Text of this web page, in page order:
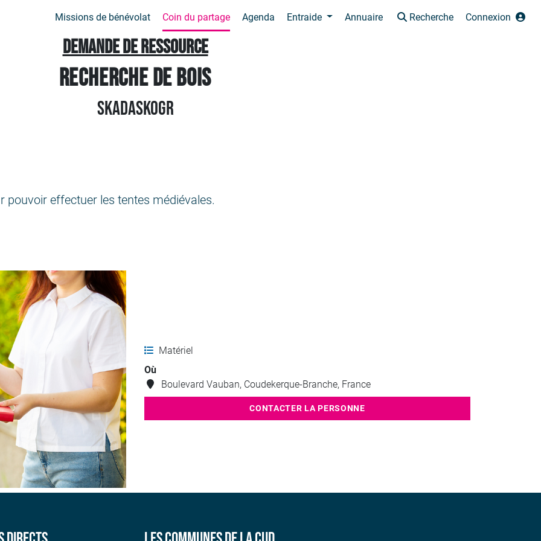
Missions de bénévolat Coin du partage Agenda Entraide Annuaire Recherche Connexion
Demande de ressource
Recherche de bois
Skadaskogr
pouvoir effectuer les tentes médiévales.
Matériel
Où
Boulevard Vauban, Coudekerque-Branche, France
CONTACTER LA PERSONNE